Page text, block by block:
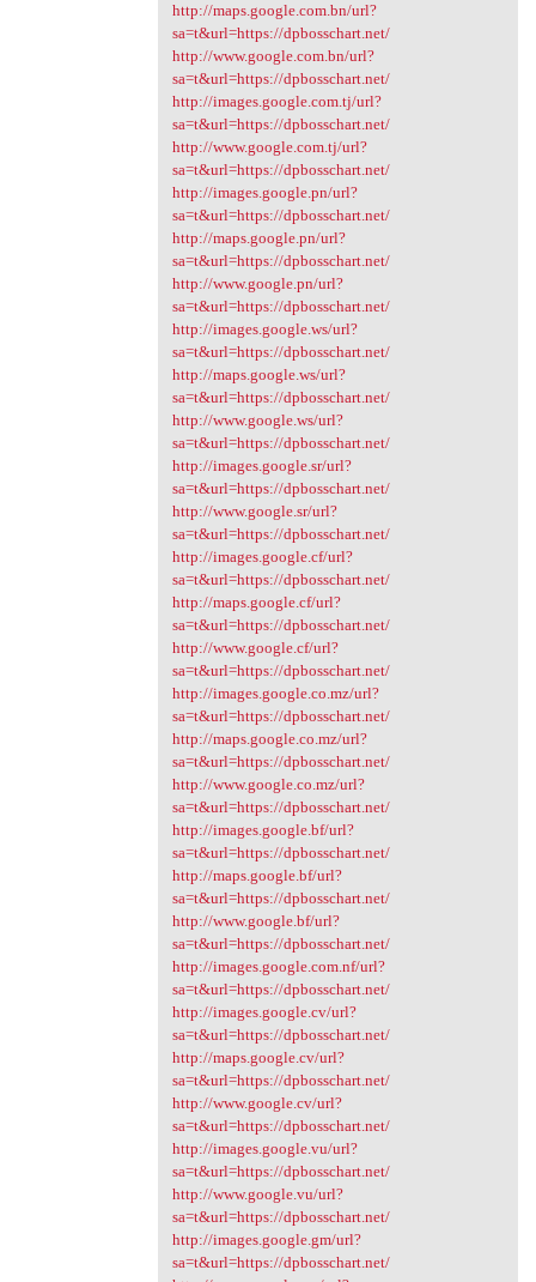
http://maps.google.com.bn/url?
sa=t&url=https://dpbosschart.net/
http://www.google.com.bn/url?
sa=t&url=https://dpbosschart.net/
http://images.google.com.tj/url?
sa=t&url=https://dpbosschart.net/
http://www.google.com.tj/url?
sa=t&url=https://dpbosschart.net/
http://images.google.pn/url?
sa=t&url=https://dpbosschart.net/
http://maps.google.pn/url?
sa=t&url=https://dpbosschart.net/
http://www.google.pn/url?
sa=t&url=https://dpbosschart.net/
http://images.google.ws/url?
sa=t&url=https://dpbosschart.net/
http://maps.google.ws/url?
sa=t&url=https://dpbosschart.net/
http://www.google.ws/url?
sa=t&url=https://dpbosschart.net/
http://images.google.sr/url?
sa=t&url=https://dpbosschart.net/
http://www.google.sr/url?
sa=t&url=https://dpbosschart.net/
http://images.google.cf/url?
sa=t&url=https://dpbosschart.net/
http://maps.google.cf/url?
sa=t&url=https://dpbosschart.net/
http://www.google.cf/url?
sa=t&url=https://dpbosschart.net/
http://images.google.co.mz/url?
sa=t&url=https://dpbosschart.net/
http://maps.google.co.mz/url?
sa=t&url=https://dpbosschart.net/
http://www.google.co.mz/url?
sa=t&url=https://dpbosschart.net/
http://images.google.bf/url?
sa=t&url=https://dpbosschart.net/
http://maps.google.bf/url?
sa=t&url=https://dpbosschart.net/
http://www.google.bf/url?
sa=t&url=https://dpbosschart.net/
http://images.google.com.nf/url?
sa=t&url=https://dpbosschart.net/
http://images.google.cv/url?
sa=t&url=https://dpbosschart.net/
http://maps.google.cv/url?
sa=t&url=https://dpbosschart.net/
http://www.google.cv/url?
sa=t&url=https://dpbosschart.net/
http://images.google.vu/url?
sa=t&url=https://dpbosschart.net/
http://www.google.vu/url?
sa=t&url=https://dpbosschart.net/
http://images.google.gm/url?
sa=t&url=https://dpbosschart.net/